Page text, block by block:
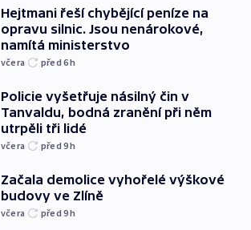
Hejtmani řeší chybějící peníze na
opravu silnic. Jsou nenárokové,
namítá ministerstvo
včera před 6h
Policie vyšetřuje násilný čin v
Tanvaldu, bodná zranění při něm
utrpěli tři lidé
včera před 9h
Začala demolice vyhořelé výškové
budovy ve Zlíně
včera před 9h